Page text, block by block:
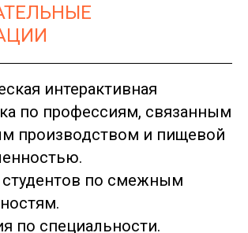
интерактивная
по профессиям, связанным
производством и пищевой
студентов по смежным
по специальности.